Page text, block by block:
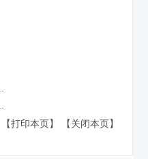
【打印本页】 【关闭本页】